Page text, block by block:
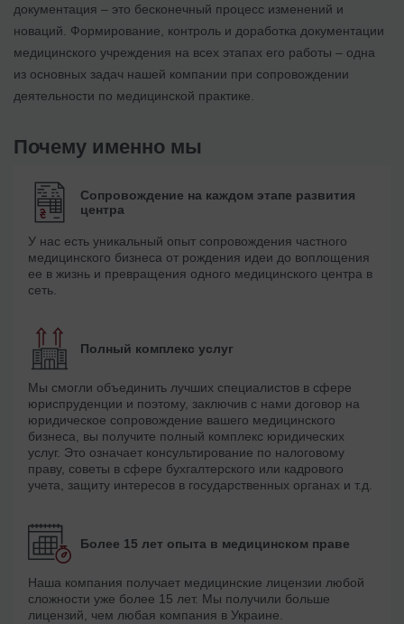
документация – это бесконечный процесс изменений и
новаций. Формирование, контроль и доработка документации
медицинского учреждения на всех этапах его работы – одна
из основных задач нашей компании при сопровождении
деятельности по медицинской практике.
Почему именно мы
Сопровождение на каждом этапе развития
центра
У нас есть уникальный опыт сопровождения частного
медицинского бизнеса от рождения идеи до воплощения
ее в жизнь и превращения одного медицинского центра в
сеть.
Полный комплекс услуг
Мы смогли объединить лучших специалистов в сфере
юриспруденции и поэтому, заключив с нами договор на
юридическое сопровождение вашего медицинского
бизнеса, вы получите полный комплекс юридических
услуг. Это означает консультирование по налоговому
праву, советы в сфере бухгалтерского или кадрового
учета, защиту интересов в государственных органах и т.д.
Более 15 лет опыта в медицинском праве
Наша компания получает медицинские лицензии любой
сложности уже более 15 лет. Мы получили больше
лицензий, чем любая компания в Украине.